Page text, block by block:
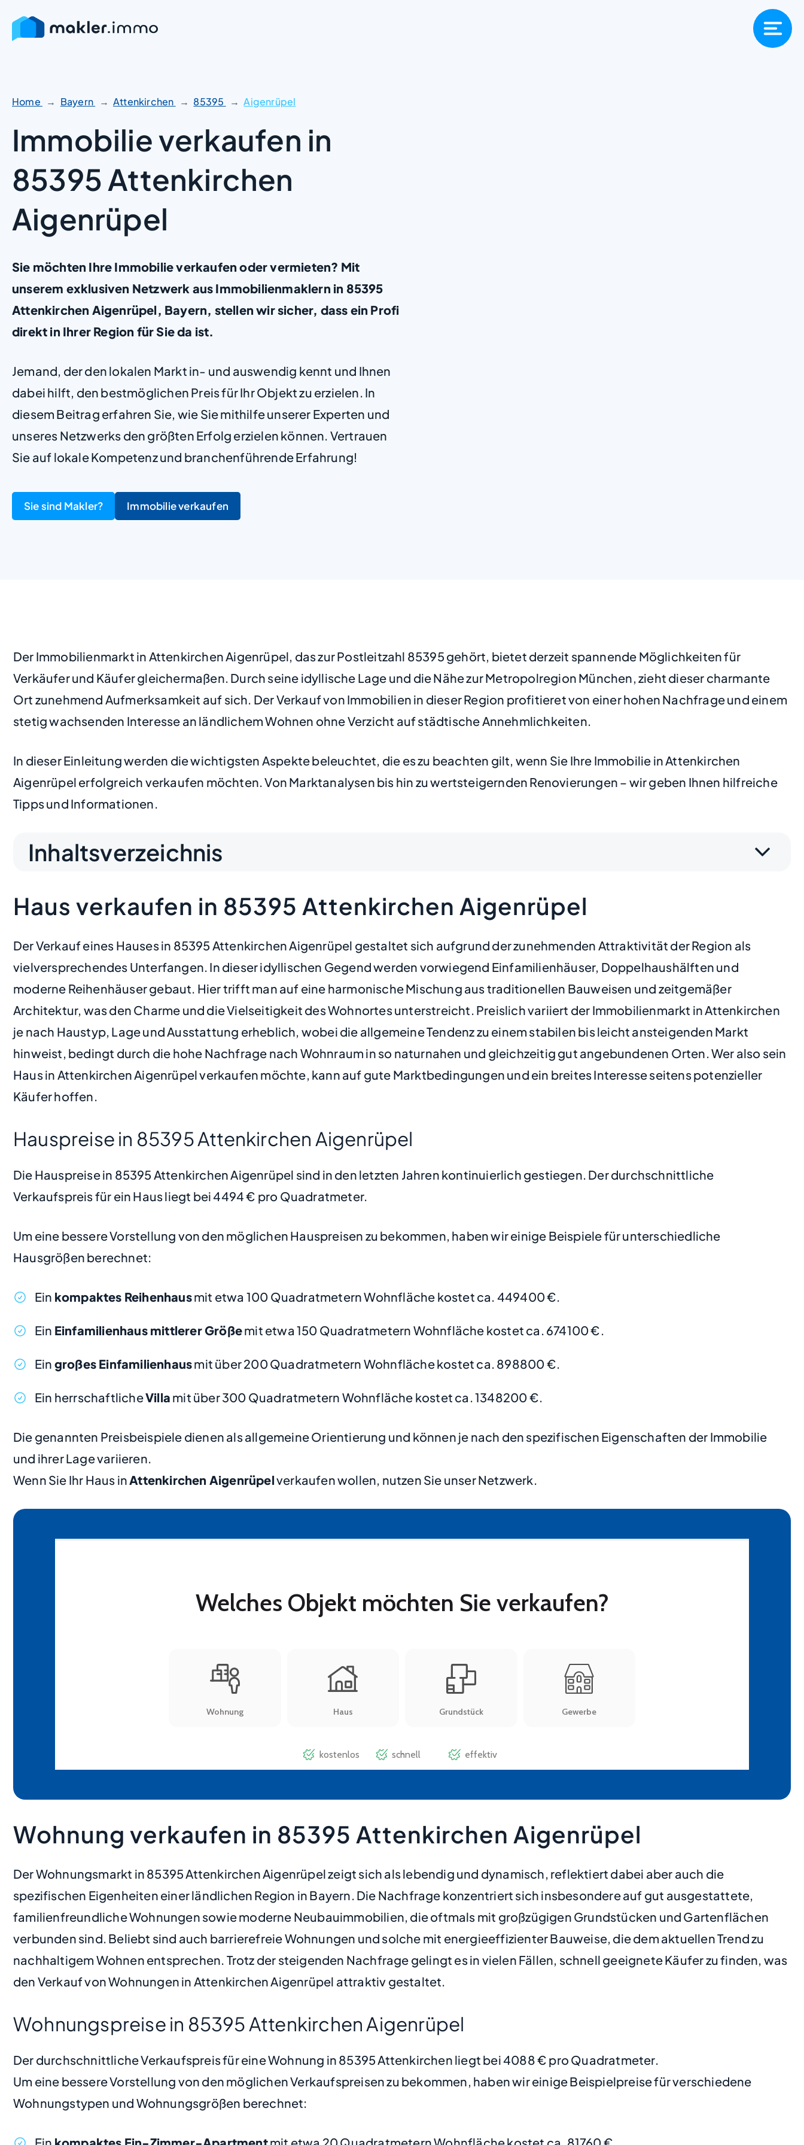
Home Bayern Attenkirchen 85395 Aigenrüpel
Immobilie verkaufen in
85395 Attenkirchen
Aigenrüpel
Sie möchten Ihre Immobilie verkaufen oder vermieten? Mit
unserem exklusiven Netzwerk aus Immobilienmaklern in 85395
Attenkirchen Aigenrüpel, Bayern, stellen wir sicher, dass ein Profi
direkt in Ihrer Region für Sie da ist.
Jemand, der den lokalen Markt in- und auswendig kennt und Ihnen
dabei hilft, den bestmöglichen Preis für Ihr Objekt zu erzielen. In
diesem Beitrag erfahren Sie, wie Sie mithilfe unserer Experten und
unseres Netzwerks den größten Erfolg erzielen können. Vertrauen
Sie auf lokale Kompetenz und branchenführende Erfahrung!
Sie sind Makler? Immobilie verkaufen
Der Immobilienmarkt in Attenkirchen Aigenrüpel, das zur Postleitzahl 85395 gehört, bietet derzeit spannende Möglichkeiten für
Verkäufer und Käufer gleichermaßen. Durch seine idyllische Lage und die Nähe zur Metropolregion München, zieht dieser charmante
Ort zunehmend Aufmerksamkeit auf sich. Der Verkauf von Immobilien in dieser Region profitieret von einer hohen Nachfrage und einem
stetig wachsenden Interesse an ländlichem Wohnen ohne Verzicht auf städtische Annehmlichkeiten.
In dieser Einleitung werden die wichtigsten Aspekte beleuchtet, die es zu beachten gilt, wenn Sie Ihre Immobilie in Attenkirchen
Aigenrüpel erfolgreich verkaufen möchten. Von Marktanalysen bis hin zu wertsteigernden Renovierungen – wir geben Ihnen hilfreiche
Tipps und Informationen.
Inhaltsverzeichnis
Haus verkaufen in 85395 Attenkirchen Aigenrüpel
Der Verkauf eines Hauses in 85395 Attenkirchen Aigenrüpel gestaltet sich aufgrund der zunehmenden Attraktivität der Region als
vielversprechendes Unterfangen. In dieser idyllischen Gegend werden vorwiegend Einfamilienhäuser, Doppelhaushälften und
moderne Reihenhäuser gebaut. Hier trifft man auf eine harmonische Mischung aus traditionellen Bauweisen und zeitgemäßer
Architektur, was den Charme und die Vielseitigkeit des Wohnortes unterstreicht. Preislich variiert der Immobilienmarkt in Attenkirchen
je nach Haustyp, Lage und Ausstattung erheblich, wobei die allgemeine Tendenz zu einem stabilen bis leicht ansteigenden Markt
hinweist, bedingt durch die hohe Nachfrage nach Wohnraum in so naturnahen und gleichzeitig gut angebundenen Orten. Wer also sein
Haus in Attenkirchen Aigenrüpel verkaufen möchte, kann auf gute Marktbedingungen und ein breites Interesse seitens potenzieller
Käufer hoffen.
Hauspreise in 85395 Attenkirchen Aigenrüpel
Die Hauspreise in 85395 Attenkirchen Aigenrüpel sind in den letzten Jahren kontinuierlich gestiegen. Der durchschnittliche
Verkaufspreis für ein Haus liegt bei 4494 € pro Quadratmeter.
Um eine bessere Vorstellung von den möglichen Hauspreisen zu bekommen, haben wir einige Beispiele für unterschiedliche
Hausgrößen berechnet:
Ein kompaktes Reihenhausmit etwa 100 Quadratmetern Wohnfläche kostet ca. 449400 €.
Ein Einfamilienhaus mittlerer Größemit etwa 150 Quadratmetern Wohnfläche kostet ca. 674100 €.
Ein großes Einfamilienhausmit über 200 Quadratmetern Wohnfläche kostet ca. 898800 €.
Ein herrschaftlicheVilla mit über 300 Quadratmetern Wohnfläche kostet ca. 1348200 €.
Die genannten Preisbeispiele dienen als allgemeine Orientierung und können je nach den spezifischen Eigenschaften der Immobilie
und ihrer Lage variieren.
Wenn Sie Ihr Haus inAttenkirchen Aigenrüpelverkaufen wollen, nutzen Sie unser Netzwerk.
Wohnung verkaufen in 85395 Attenkirchen Aigenrüpel
Der Wohnungsmarkt in 85395 Attenkirchen Aigenrüpel zeigt sich als lebendig und dynamisch, reflektiert dabei aber auch die
spezifischen Eigenheiten einer ländlichen Region in Bayern. Die Nachfrage konzentriert sich insbesondere auf gut ausgestattete,
familienfreundliche Wohnungen sowie moderne Neubauimmobilien, die oftmals mit großzügigen Grundstücken und Gartenflächen
verbunden sind. Beliebt sind auch barrierefreie Wohnungen und solche mit energieeffizienter Bauweise, die dem aktuellen Trend zu
nachhaltigem Wohnen entsprechen. Trotz der steigenden Nachfrage gelingt es in vielen Fällen, schnell geeignete Käufer zu finden, was
den Verkauf von Wohnungen in Attenkirchen Aigenrüpel attraktiv gestaltet.
Wohnungspreise in 85395 Attenkirchen Aigenrüpel
Der durchschnittliche Verkaufspreis für eine Wohnung in 85395 Attenkirchen liegt bei 4088 € pro Quadratmeter.
Um eine bessere Vorstellung von den möglichen Verkaufspreisen zu bekommen, haben wir einige Beispielpreise für verschiedene
Wohnungstypen und Wohnungsgrößen berechnet: